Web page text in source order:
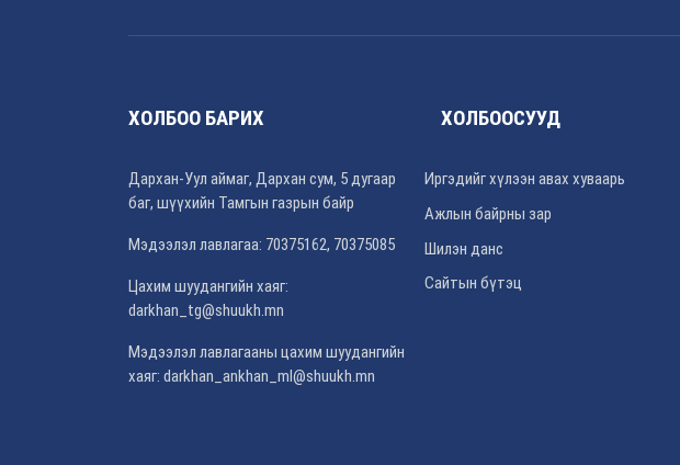
ХОЛБОО БАРИХ
Дархан-Уул аймаг, Дархан сум, 5 дугаар
баг, шүүхийн Тамгын газрын байр
Мэдээлэл лавлагаа: 70375162, 70375085
Цахим шуудангийн хаяг:
darkhan_tg@shuukh.mn
Мэдээлэл лавлагааны цахим шуудангийн
хаяг: darkhan_ankhan_ml@shuukh.mn
ХОЛБООСУУД
Иргэдийг хүлээн авах хуваарь
Ажлын байрны зар
Шилэн данс
Сайтын бүтэц